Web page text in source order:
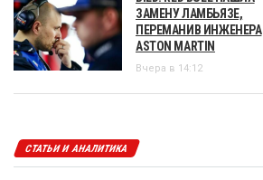
ЗАМЕНУ ЛАМБЬЯЗЕ,
ПЕРЕМАНИВ ИНЖЕНЕРА
ASTON MARTIN
Вчера в 14:12
СТАТЬИ И АНАЛИТИКА